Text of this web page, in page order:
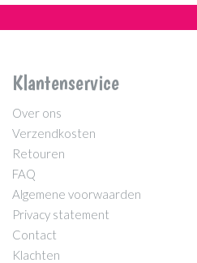
Klantenservice
Over ons
Verzendkosten
Retouren
FAQ
Algemene voorwaarden
Privacy statement
Contact
Klachten